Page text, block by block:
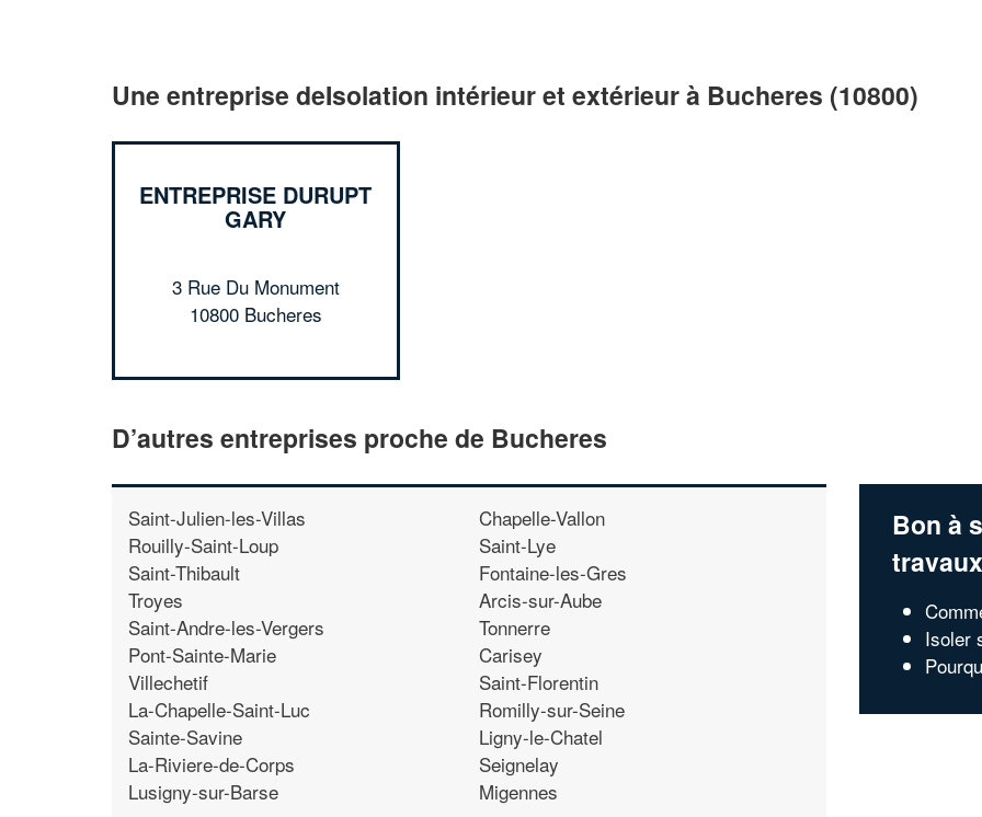
Une entreprise deIsolation intérieur et extérieur à Bucheres (10800)
ENTREPRISE DURUPT
GARY
3 Rue Du Monument
10800 Bucheres
D’autres entreprises proche de Bucheres
Saint-Julien-les-Villas
Rouilly-Saint-Loup
Saint-Thibault
Troyes
Saint-Andre-les-Vergers
Pont-Sainte-Marie
Villechetif
La-Chapelle-Saint-Luc
Sainte-Savine
La-Riviere-de-Corps
Lusigny-sur-Barse
Chapelle-Vallon
Saint-Lye
Fontaine-les-Gres
Arcis-sur-Aube
Tonnerre
Carisey
Saint-Florentin
Romilly-sur-Seine
Ligny-le-Chatel
Seignelay
Migennes
Bon à
travaux
Isoler